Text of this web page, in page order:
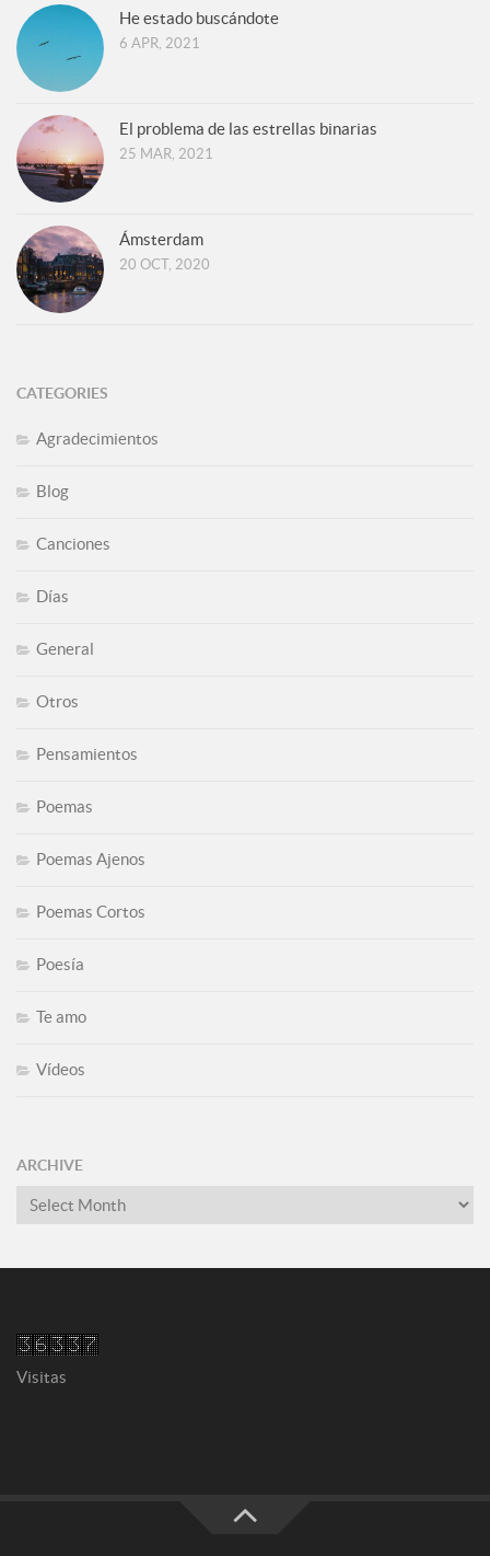
He estado buscándote
6 APR, 2021
El problema de las estrellas binarias
25 MAR, 2021
Ámsterdam
20 OCT, 2020
CATEGORIES
Agradecimientos
Blog
Canciones
Días
General
Otros
Pensamientos
Poemas
Poemas Ajenos
Poemas Cortos
Poesía
Te amo
Vídeos
ARCHIVE
Archive
Visitas